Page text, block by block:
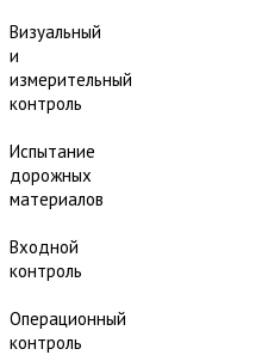
Визуальный
и
измерительный
контроль
Испытание
дорожных
материалов
Входной
контроль
Операционный
контроль